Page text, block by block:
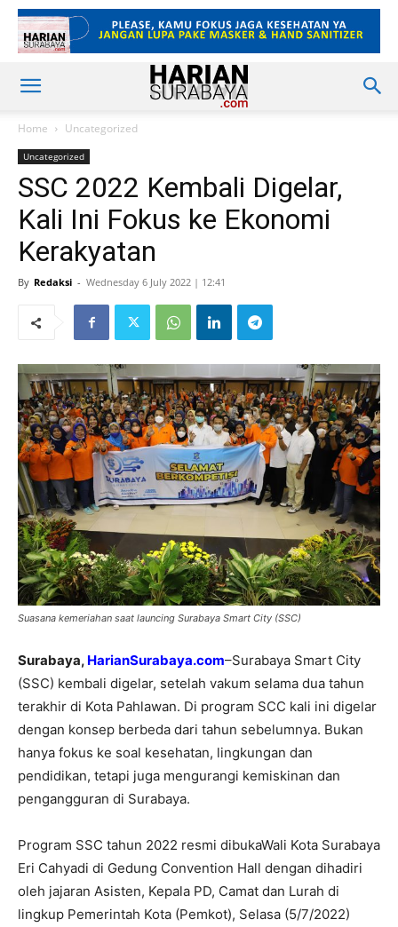
Home Uncategorized
Uncategorized
SSC 2022 Kembali Digelar,
Kali Ini Fokus ke Ekonomi
Kerakyatan
By Redaksi - Wednesday 6 July 2022 | 12:41
Suasana kemeriahan saat launcing Surabaya Smart City (SSC)
Surabaya, HarianSurabaya.com–Surabaya Smart City
(SSC) kembali digelar, setelah vakum selama dua tahun
terakhir di Kota Pahlawan. Di program SCC kali ini digelar
dengan konsep berbeda dari tahun sebelumnya. Bukan
hanya fokus ke soal kesehatan, lingkungan dan
pendidikan, tetapi juga mengurangi kemiskinan dan
pengangguran di Surabaya.
Program SSC tahun 2022 resmi dibukaWali Kota Surabaya
Eri Cahyadi di Gedung Convention Hall dengan dihadiri
oleh jajaran Asisten, Kepala PD, Camat dan Lurah di
lingkup Pemerintah Kota (Pemkot), Selasa (5/7/2022)